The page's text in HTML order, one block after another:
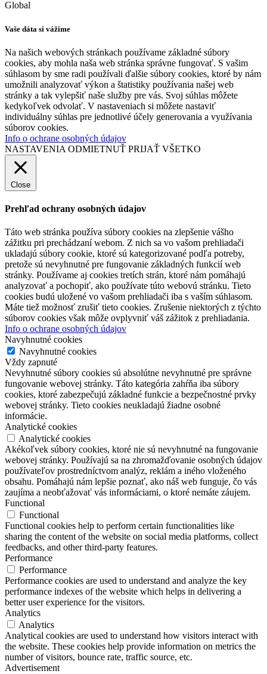
Global
Vaše dáta si vážime
Na našich webových stránkach používame základné súbory
cookies, aby mohla naša web stránka správne fungovať. S vašim
súhlasom by sme radi používali ďalšie súbory cookies, ktoré by nám
umožnili analyzovať výkon a štatistiky používania našej web
stránky a tak vylepšiť naše služby pre vás. Svoj súhlas môžete
kedykoľvek odvolať. V nastaveniach si môžete nastaviť
individuálny súhlas pre jednotlivé účely generovania a využívania
súborov cookies.
Info o ochrane osobných údajov
NASTAVENIA ODMIETNUŤ PRIJAŤ VŠETKO
Close
Prehľad ochrany osobných údajov
Táto web stránka používa súbory cookies na zlepšenie vášho
zážitku pri prechádzaní webom. Z nich sa vo vašom prehliadači
ukladajú súbory cookie, ktoré sú kategorizované podľa potreby,
pretože sú nevyhnutné pre fungovanie základných funkcií web
stránky. Používame aj cookies tretích strán, ktoré nám pomáhajú
analyzovať a pochopiť, ako používate túto webovú stránku. Tieto
cookies budú uložené vo vašom prehliadači iba s vaším súhlasom.
Máte tiež možnosť zrušiť tieto cookies. Zrušenie niektorých z týchto
súborov cookies však môže ovplyvniť váš zážitok z prehliadania.
Info o ochrane osobných údajov
Navyhnutné cookies
Navyhnutné cookies
Vždy zapnuté
Nevyhnutné súbory cookies sú absolútne nevyhnutné pre správne
fungovanie webovej stránky. Táto kategória zahŕňa iba súbory
cookies, ktoré zabezpečujú základné funkcie a bezpečnostné prvky
webovej stránky. Tieto cookies neukladajú žiadne osobné
informácie.
Analytické cookies
Analytické cookies
Akékoľvek súbory cookies, ktoré nie sú nevyhnutné na fungovanie
webovej stránky. Používajú sa na zhromažďovanie osobných údajov
používateľov prostredníctvom analýz, reklám a iného vloženého
obsahu. Pomáhajú nám lepšie poznať, ako náš web funguje, čo vás
zaujíma a neobťažovať vás informáciami, o ktoré nemáte záujem.
Functional
Functional
Functional cookies help to perform certain functionalities like
sharing the content of the website on social media platforms, collect
feedbacks, and other third-party features.
Performance
Performance
Performance cookies are used to understand and analyze the key
performance indexes of the website which helps in delivering a
better user experience for the visitors.
Analytics
Analytics
Analytical cookies are used to understand how visitors interact with
the website. These cookies help provide information on metrics the
number of visitors, bounce rate, traffic source, etc.
Advertisement